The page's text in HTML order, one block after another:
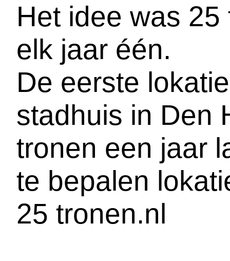
Het idee was
elk jaar één.
De eerste
stadhuis in Den
tronen een jaar
te bepalen
25 tronen.nl